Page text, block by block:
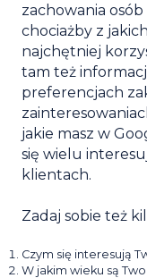
zachowania
chociażby z
najchętniej
tam też
preferencjach
jakie masz w
się wielu
klientach.
Zadaj sobie też
Czym się interesują
W jakim wieku są